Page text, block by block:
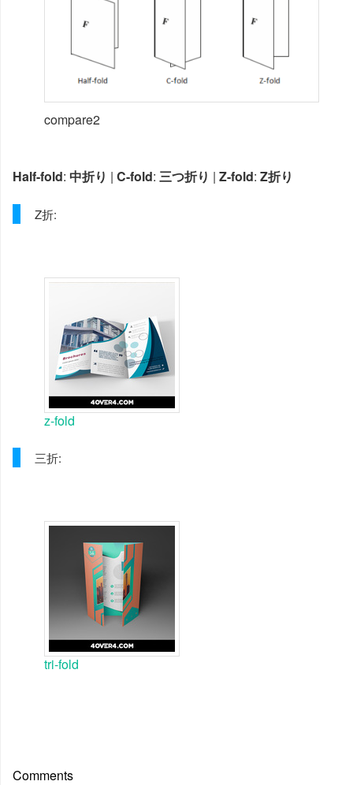
compare2
Half-fold: 中折り | C-fold: 三つ折り | Z-fold: Z折り
Z折:
z-fold
三折:
tri-fold
Comments